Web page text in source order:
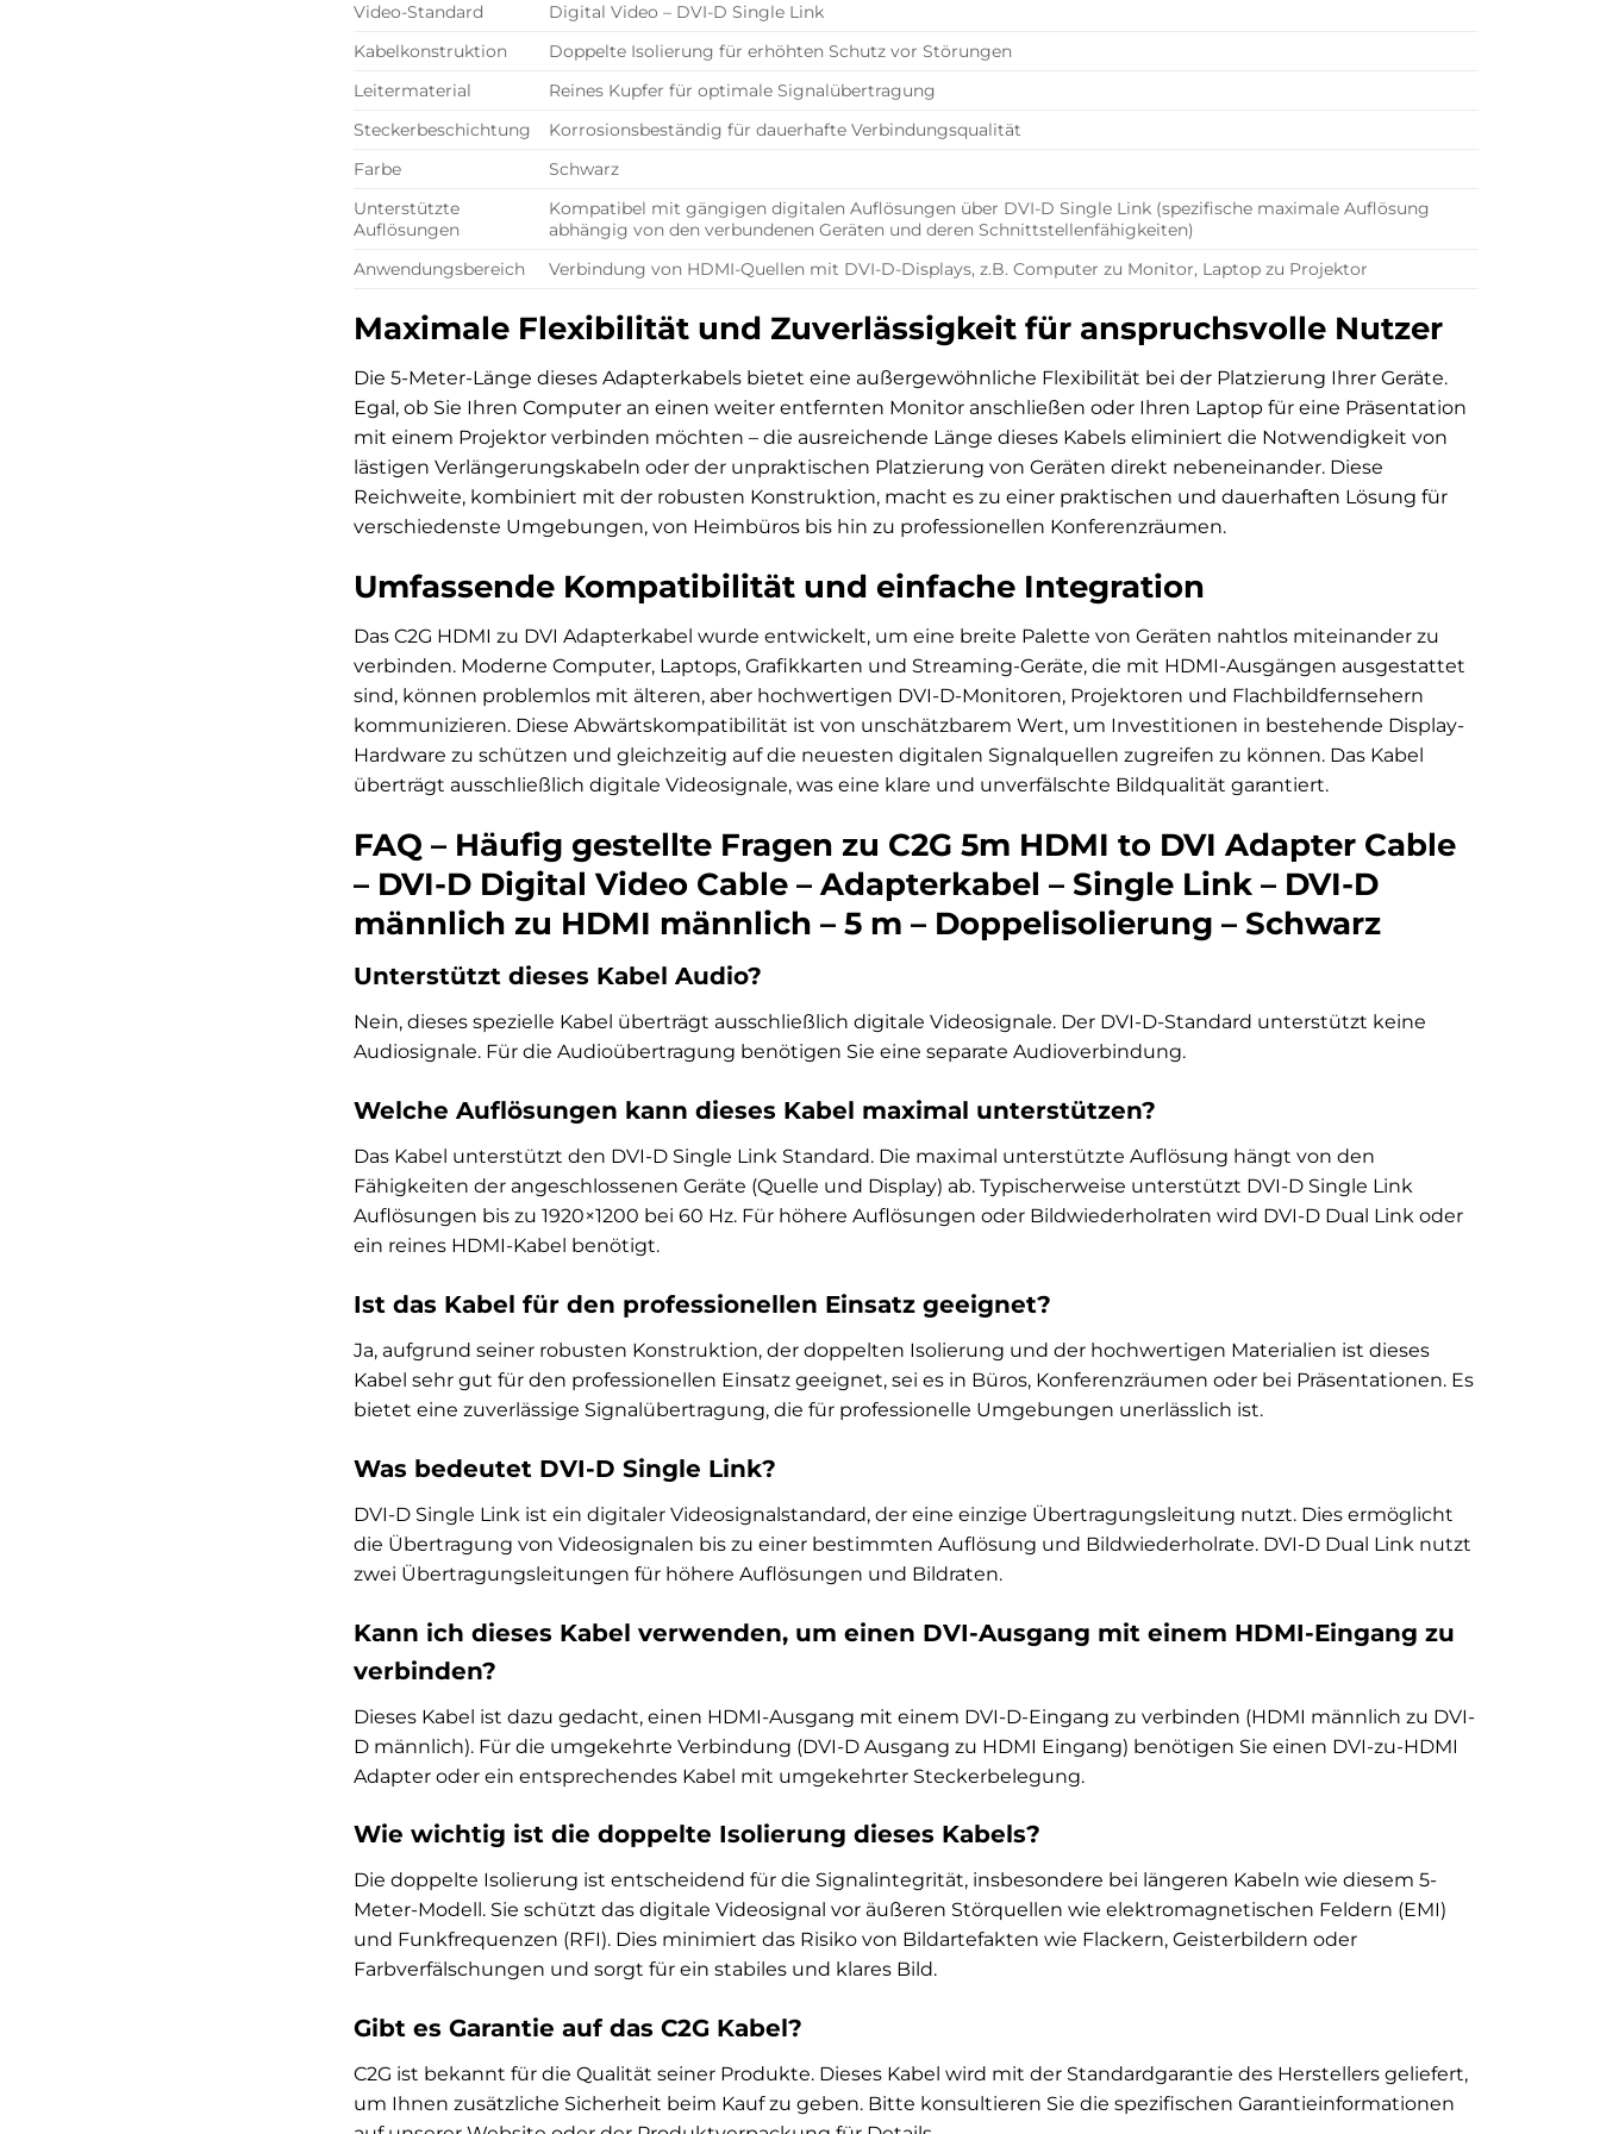
Video-Standard
Digital Video – DVI-D Single Link
Kabelkonstruktion
Doppelte Isolierung für erhöhten Schutz vor Störungen
Leitermaterial
Reines Kupfer für optimale Signalübertragung
Steckerbeschichtung
Korrosionsbeständig für dauerhafte Verbindungsqualität
Farbe
Schwarz
Unterstützte
Auflösungen
Kompatibel mit gängigen digitalen Auflösungen über DVI-D Single Link (spezifische maximale Auflösung
abhängig von den verbundenen Geräten und deren Schnittstellenfähigkeiten)
Anwendungsbereich
Verbindung von HDMI-Quellen mit DVI-D-Displays, z.B. Computer zu Monitor, Laptop zu Projektor
Maximale Flexibilität und Zuverlässigkeit für anspruchsvolle Nutzer
Die 5-Meter-Länge dieses Adapterkabels bietet eine außergewöhnliche Flexibilität bei der Platzierung Ihrer Geräte.
Egal, ob Sie Ihren Computer an einen weiter entfernten Monitor anschließen oder Ihren Laptop für eine Präsentation
mit einem Projektor verbinden möchten – die ausreichende Länge dieses Kabels eliminiert die Notwendigkeit von
lästigen Verlängerungskabeln oder der unpraktischen Platzierung von Geräten direkt nebeneinander. Diese
Reichweite, kombiniert mit der robusten Konstruktion, macht es zu einer praktischen und dauerhaften Lösung für
verschiedenste Umgebungen, von Heimbüros bis hin zu professionellen Konferenzräumen.
Umfassende Kompatibilität und einfache Integration
Das C2G HDMI zu DVI Adapterkabel wurde entwickelt, um eine breite Palette von Geräten nahtlos miteinander zu
verbinden. Moderne Computer, Laptops, Grafikkarten und Streaming-Geräte, die mit HDMI-Ausgängen ausgestattet
sind, können problemlos mit älteren, aber hochwertigen DVI-D-Monitoren, Projektoren und Flachbildfernsehern
kommunizieren. Diese Abwärtskompatibilität ist von unschätzbarem Wert, um Investitionen in bestehende Display-
Hardware zu schützen und gleichzeitig auf die neuesten digitalen Signalquellen zugreifen zu können. Das Kabel
überträgt ausschließlich digitale Videosignale, was eine klare und unverfälschte Bildqualität garantiert.
FAQ – Häufig gestellte Fragen zu C2G 5m HDMI to DVI Adapter Cable
– DVI-D Digital Video Cable – Adapterkabel – Single Link – DVI-D
männlich zu HDMI männlich – 5 m – Doppelisolierung – Schwarz
Unterstützt dieses Kabel Audio?
Nein, dieses spezielle Kabel überträgt ausschließlich digitale Videosignale. Der DVI-D-Standard unterstützt keine
Audiosignale. Für die Audioübertragung benötigen Sie eine separate Audioverbindung.
Welche Auflösungen kann dieses Kabel maximal unterstützen?
Das Kabel unterstützt den DVI-D Single Link Standard. Die maximal unterstützte Auflösung hängt von den
Fähigkeiten der angeschlossenen Geräte (Quelle und Display) ab. Typischerweise unterstützt DVI-D Single Link
Auflösungen bis zu 1920×1200 bei 60 Hz. Für höhere Auflösungen oder Bildwiederholraten wird DVI-D Dual Link oder
ein reines HDMI-Kabel benötigt.
Ist das Kabel für den professionellen Einsatz geeignet?
Ja, aufgrund seiner robusten Konstruktion, der doppelten Isolierung und der hochwertigen Materialien ist dieses
Kabel sehr gut für den professionellen Einsatz geeignet, sei es in Büros, Konferenzräumen oder bei Präsentationen. Es
bietet eine zuverlässige Signalübertragung, die für professionelle Umgebungen unerlässlich ist.
Was bedeutet DVI-D Single Link?
DVI-D Single Link ist ein digitaler Videosignalstandard, der eine einzige Übertragungsleitung nutzt. Dies ermöglicht
die Übertragung von Videosignalen bis zu einer bestimmten Auflösung und Bildwiederholrate. DVI-D Dual Link nutzt
zwei Übertragungsleitungen für höhere Auflösungen und Bildraten.
Kann ich dieses Kabel verwenden, um einen DVI-Ausgang mit einem HDMI-Eingang zu
verbinden?
Dieses Kabel ist dazu gedacht, einen HDMI-Ausgang mit einem DVI-D-Eingang zu verbinden (HDMI männlich zu DVI-
D männlich). Für die umgekehrte Verbindung (DVI-D Ausgang zu HDMI Eingang) benötigen Sie einen DVI-zu-HDMI
Adapter oder ein entsprechendes Kabel mit umgekehrter Steckerbelegung.
Wie wichtig ist die doppelte Isolierung dieses Kabels?
Die doppelte Isolierung ist entscheidend für die Signalintegrität, insbesondere bei längeren Kabeln wie diesem 5-
Meter-Modell. Sie schützt das digitale Videosignal vor äußeren Störquellen wie elektromagnetischen Feldern (EMI)
und Funkfrequenzen (RFI). Dies minimiert das Risiko von Bildartefakten wie Flackern, Geisterbildern oder
Farbverfälschungen und sorgt für ein stabiles und klares Bild.
Gibt es Garantie auf das C2G Kabel?
C2G ist bekannt für die Qualität seiner Produkte. Dieses Kabel wird mit der Standardgarantie des Herstellers geliefert,
um Ihnen zusätzliche Sicherheit beim Kauf zu geben. Bitte konsultieren Sie die spezifischen Garantieinformationen